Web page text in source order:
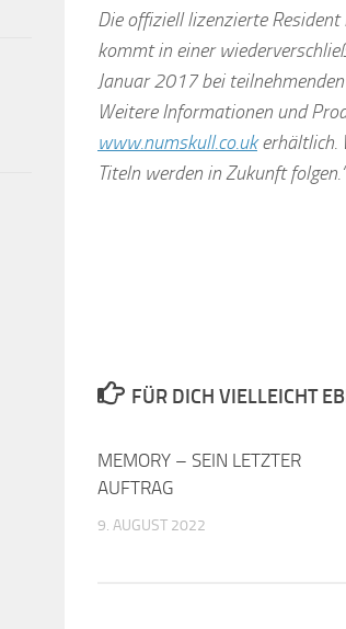
Die offiziell lizenzierte
kommt in einer
Januar 2017 bei
Weitere Informationen und
www.numskull.co.ukerhältlich.
Titeln werden in Zukunft folgen.“
FÜR DICH VIELLEICHT
MEMORY – SEIN LETZTER
AUFTRAG
9. AUGUST 2022